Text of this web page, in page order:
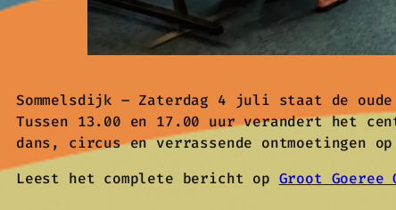
Sommelsdijk – Zaterdag 4 juli staat de
Tussen 13.00 en 17.00 uur verandert het
dans, circus en verrassende ontmoetingen
Leest het complete bericht op Groot Goeree